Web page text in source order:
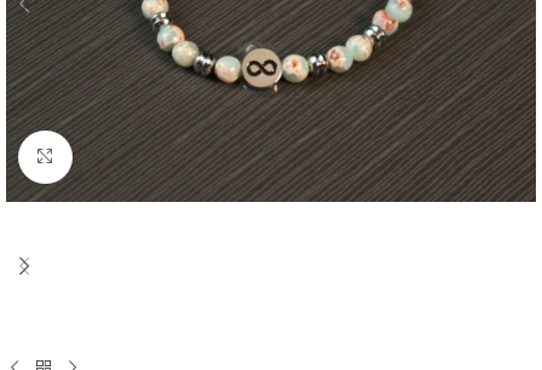
Click to enlarge